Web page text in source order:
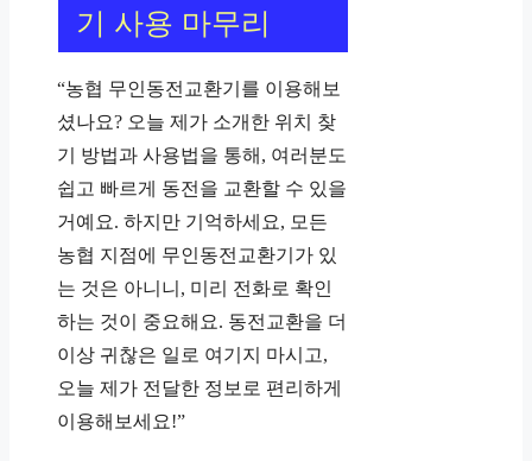
기 사용 마무리
“농협 무인동전교환기를 이용해보
셨나요? 오늘 제가 소개한 위치 찾
기 방법과 사용법을 통해, 여러분도
쉽고 빠르게 동전을 교환할 수 있을
거예요. 하지만 기억하세요, 모든
농협 지점에 무인동전교환기가 있
는 것은 아니니, 미리 전화로 확인
하는 것이 중요해요. 동전교환을 더
이상 귀찮은 일로 여기지 마시고,
오늘 제가 전달한 정보로 편리하게
이용해보세요!”